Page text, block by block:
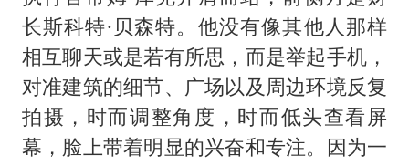
长斯科特·贝森特。他没有像其他人那样
相互聊天或是若有所思，而是举起手机，
对准建筑的细节、广场以及周边环境反复
拍摄，时而调整角度，时而低头查看屏
幕，脸上带着明显的兴奋和专注。因为一